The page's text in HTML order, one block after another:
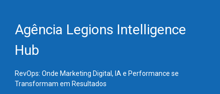
Agência Legions Intelligence
Hub
RevOps: Onde Marketing Digital, IA e Performance se
Transformam em Resultados